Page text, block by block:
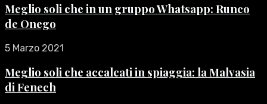
Meglio soli che in un gruppo Whatsapp: Runco
de Onego
5 Marzo 2021
Meglio soli che accalcati in spiaggia: la Malvasia
di Fenech